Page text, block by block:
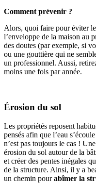
Comment prévenir ?
Alors, quoi faire pour éviter
l’enveloppe de la maison au
des doutes (par exemple, si
ou une gouttière qui ne
un professionnel. Aussi,
moins une fois par année.
Érosion du sol
Les propriétés reposent
pensés afin que l’eau
n’est pas toujours le cas !
érosion du sol autour de la
et créer des pentes inégales
de la structure. Ainsi, il y a
un chemin pourabîmer la